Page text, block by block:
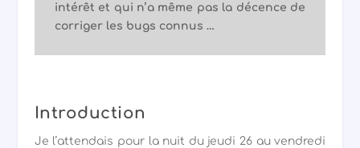
intérêt et qui n’a même pas la décence de
corriger les bugs connus …
Introduction
Je l’attendais pour la nuit du jeudi 26 au vendredi